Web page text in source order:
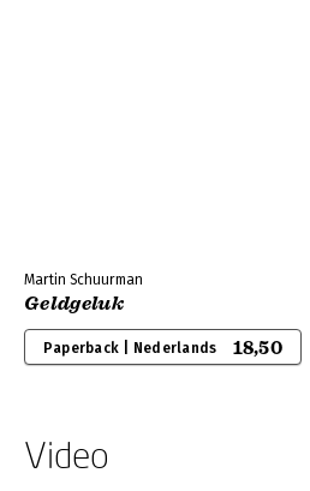
Martin Schuurman
Geldgeluk
Paperback | Nederlands 18,50
Video